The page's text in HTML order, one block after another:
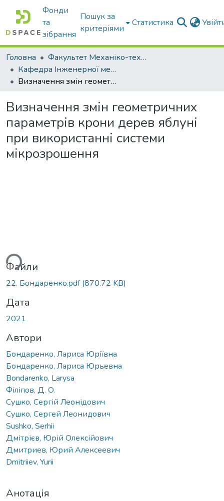
Фонди
та
зібрання
Пошук за
критеріями
Статистика
Головна
Факультет Механіко-технологічний
Кафедра Інженерної механіки та комп'ютерного проектування
Визначення змін геометричних параметрів крони дерев яблуні при використанні системи мікрозрошення
Визначення змін геометричних
параметрів крони дерев яблуні
при використанні системи
мікрозрошення
Файли
22. Бондаренко.pdf(870.72 KB)
Дата
2021
Автори
Бондаренко, Лариса Юріївна
Бондаренко, Лариса Юрьевна
Bondarenko, Larysa
Філіпов, Д. О.
Сушко, Сергій Леонідович
Сушко, Сергей Леонидович
Sushko, Serhii
Дмітрієв, Юрій Олексійович
Дмитриев, Юрий Алексеевич
Dmitriiev, Yurii
Анотація